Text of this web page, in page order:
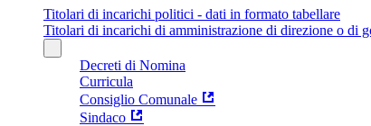
Titolari di incarichi politici - dati in formato tabellare
Titolari di incarichi di amministrazione di direzione o di
Decreti di Nomina
Curricula
Consiglio Comunale
Sindaco